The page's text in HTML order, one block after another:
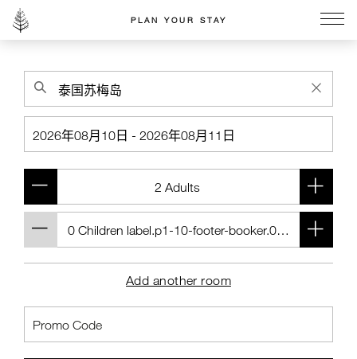
PLAN YOUR STAY
Add another room